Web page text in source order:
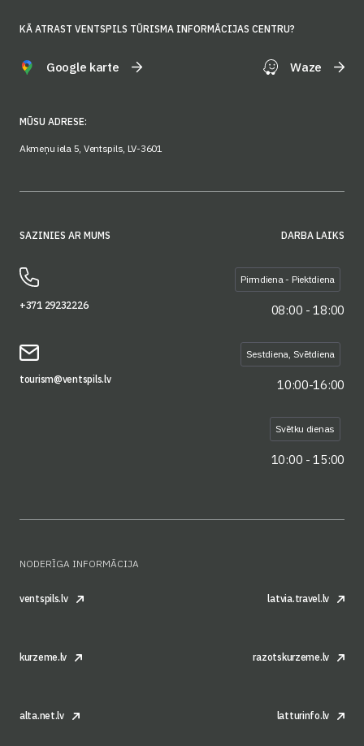
KĀ ATRAST VENTSPILS TŪRISMA INFORMĀCIJAS CENTRU?
Google karte Waze
MŪSU ADRESE:
Akmeņu iela 5, Ventspils, LV-3601
SAZINIES AR MUMS
+371 29232226
tourism@ventspils.lv
DARBA LAIKS
Pirmdiena - Piektdiena
08:00 - 18:00
Sestdiena, Svētdiena
10:00-16:00
Svētku dienas
10:00 - 15:00
NODERĪGA INFORMĀCIJA
ventspils.lv latvia.travel.lv
kurzeme.lv razotskurzeme.lv
alta.net.lv latturinfo.lv